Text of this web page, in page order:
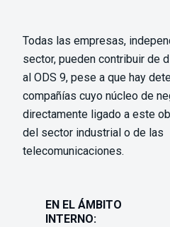
Todas las empresas,
sector, pueden contribuir de
al ODS 9, pese a que hay
compañías cuyo núcleo de
directamente ligado a este
del sector industrial o de las
telecomunicaciones.
EN EL ÁMBITO
INTERNO: